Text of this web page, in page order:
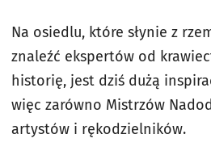
Na osiedlu, które słynie z
znaleźć ekspertów od
historię, jest dziś dużą
więc zarówno Mistrzów
artystów i rękodzielników.